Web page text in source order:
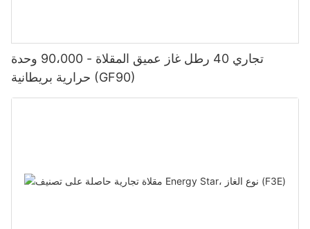
تجاري 40 رطل غاز عميق المقلاة - 90،000 وحدة
حرارية بريطانية (GF90)